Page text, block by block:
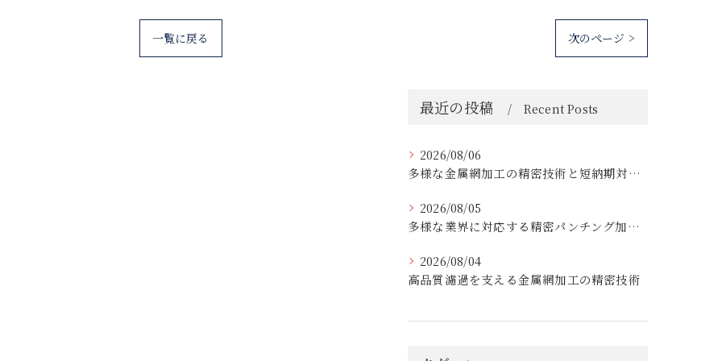
一覧に戻る 次のページ >
最近の投稿 Recent Posts
2026/08/06
多様な金属網加工の精密技術と短納期対応の実例
2026/08/05
多様な業界に対応する精密パンチング加工の実践技術
2026/08/04
高品質濾過を支える金属網加工の精密技術